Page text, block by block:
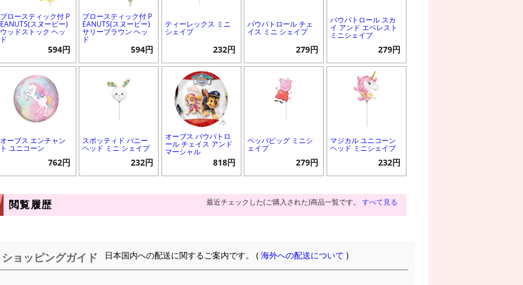
ブロースティック付 P
EANUTS(スヌーピー)
ウッドストック ヘッ
ド
594円
ブロースティック付 P
EANUTS(スヌーピー)
サリーブラウン ヘッ
ド
594円
ティーレックス ミニ
シェイプ
232円
パウパトロール チェ
イス ミニ シェイプ
279円
パウパトロール スカ
イ アンド エベレスト
ミニシェイプ
279円
オーブス エンチャン
ト ユニコーン
762円
スポッティド バニー
ヘッド ミニ シェイプ
232円
オーブス パウパトロ
ール チェイス アンド
マーシャル
818円
ペッパピッグ ミニシ
ェイプ
279円
マジカル ユニコーン
ヘッド ミニシェイプ
232円
閲覧履歴 最近チェックした(ご購入された)商品一覧です。 すべて見る
ショッピングガイド 日本国内への配送に関するご案内です。 (海外への配送について )